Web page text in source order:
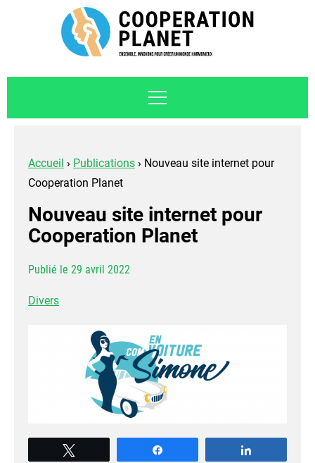
Accueil › Publications › Nouveau site internet pour
Cooperation Planet
Nouveau site internet pour
Cooperation Planet
Publié le 29 avril 2022
Divers